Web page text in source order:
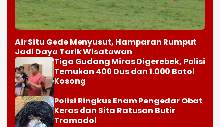
Air Situ Gede Menyusut, Hamparan Rumput
Jadi Daya Tarik Wisatawan
Tiga Gudang Miras Digerebek, Polisi
Temukan 400 Dus dan 1.000 Botol
Kosong
Polisi Ringkus Enam Pengedar Obat
Keras dan Sita Ratusan Butir
Tramadol